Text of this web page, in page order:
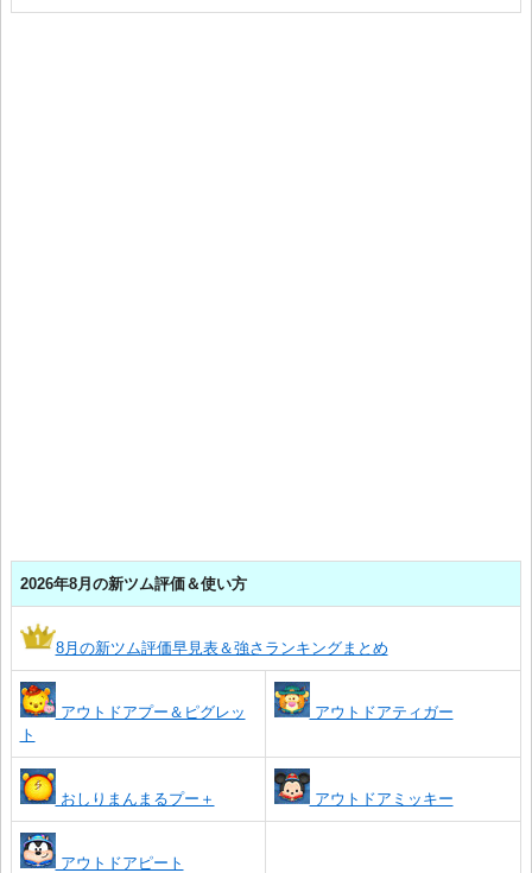
2026年8月の新ツム評価＆使い方
8月の新ツム評価早見表＆強さランキングまとめ
アウトドアプー＆ピグレッ
ト
アウトドアティガー
おしりまんまるプー＋ アウトドアミッキー
アウトドアピート